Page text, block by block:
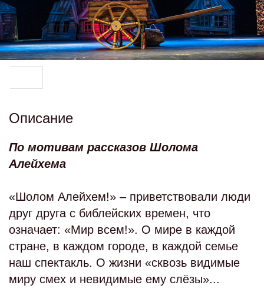
Описание
По мотивам рассказов Шолома
Алейхема
«Шолом Алейхем!» – приветствовали люди
друг друга с библейских времен, что
означает: «Мир всем!». О мире в каждой
стране, в каждом городе, в каждой семье
наш спектакль. О жизни «сквозь видимые
миру смех и невидимые ему слёзы»...